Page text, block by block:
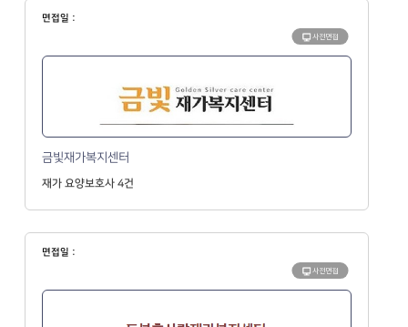
면접일 :
사전면접
금빛재가복지센터
재가 요양보호사 4건
면접일 :
사전면접